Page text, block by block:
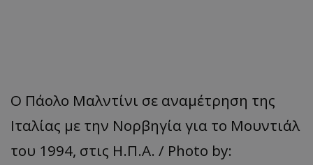
Ο Πάολο Μαλντίνι σε αναμέτρηση της
Ιταλίας με την Νορβηγία για το Μουντιάλ
του 1994, στις Η.Π.Α. / Photo by: